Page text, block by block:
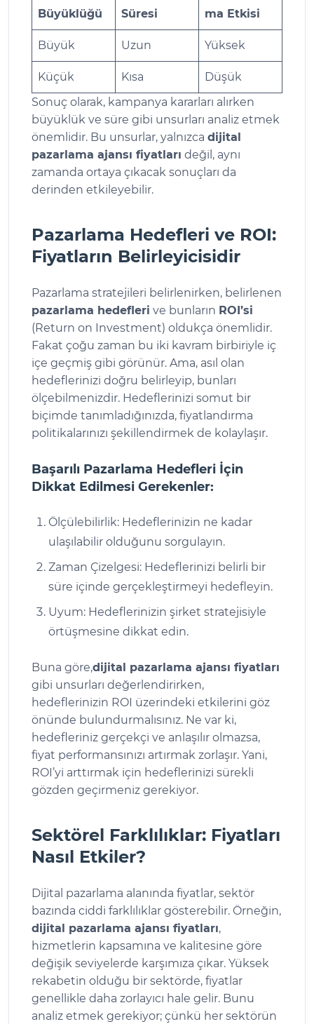
Büyüklüğü
Süresi
ma Etkisi
Büyük Uzun Yüksek
Küçük Kısa
Düşük
Sonuç olarak, kampanya kararları alırken
büyüklük ve süre gibi unsurları analiz etmek
önemlidir. Bu unsurlar, yalnızca dijital
pazarlama ajansı fiyatları değil, aynı
zamanda ortaya çıkacak sonuçları da
derinden etkileyebilir.
Pazarlama Hedefleri ve ROI:
Fiyatların Belirleyicisidir
Pazarlama stratejileri belirlenirken, belirlenen
pazarlama hedefleri ve bunların ROI’si
(Return on Investment) oldukça önemlidir.
Fakat çoğu zaman bu iki kavram birbiriyle iç
içe geçmiş gibi görünür. Ama, asıl olan
hedeflerinizi doğru belirleyip, bunları
ölçebilmenizdir. Hedeflerinizi somut bir
biçimde tanımladığınızda, fiyatlandırma
politikalarınızı şekillendirmek de kolaylaşır.
Başarılı Pazarlama Hedefleri İçin
Dikkat Edilmesi Gerekenler:
Ölçülebilirlik: Hedeflerinizin ne kadar
ulaşılabilir olduğunu sorgulayın.
Zaman Çizelgesi: Hedeflerinizi belirli bir
süre içinde gerçekleştirmeyi hedefleyin.
Uyum: Hedeflerinizin şirket stratejisiyle
örtüşmesine dikkat edin.
Buna göre,dijital pazarlama ajansı fiyatları
gibi unsurları değerlendirirken,
hedeflerinizin ROI üzerindeki etkilerini göz
önünde bulundurmalısınız. Ne var ki,
hedefleriniz gerçekçi ve anlaşılır olmazsa,
fiyat performansınızı artırmak zorlaşır. Yani,
ROI’yi arttırmak için hedeflerinizi sürekli
gözden geçirmeniz gerekiyor.
Sektörel Farklılıklar: Fiyatları
Nasıl Etkiler?
Dijital pazarlama alanında fiyatlar, sektör
bazında ciddi farklılıklar gösterebilir. Örneğin,
dijital pazarlama ajansı fiyatları,
hizmetlerin kapsamına ve kalitesine göre
değişik seviyelerde karşımıza çıkar. Yüksek
rekabetin olduğu bir sektörde, fiyatlar
genellikle daha zorlayıcı hale gelir. Bunu
analiz etmek gerekiyor; çünkü her sektörün